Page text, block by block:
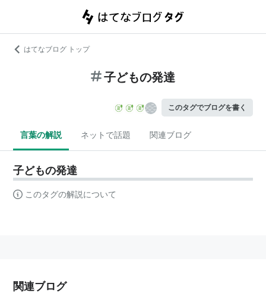
はてなブログ トップ
子どもの発達
このタグでブログを書く
言葉の解説 ネットで話題 関連ブログ
子どもの発達
このタグの解説について
関連ブログ